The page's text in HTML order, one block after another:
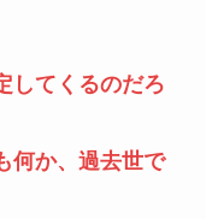
してくるのだろ
何か、過去世で